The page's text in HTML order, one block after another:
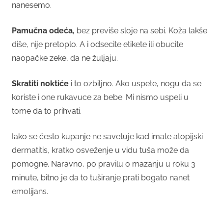
nanesemo.
Pamučna odeća, bez previše sloje na sebi. Koža lakše
diše, nije pretoplo. A i odsecite etikete ili obucite
naopačke zeke, da ne žuljaju.
Skratiti noktiće i to ozbiljno. Ako uspete, nogu da se
koriste i one rukavuce za bebe. Mi nismo uspeli u
tome da to prihvati.
Iako se često kupanje ne savetuje kad imate atopijski
dermatitis, kratko osveženje u vidu tuša može da
pomogne. Naravno, po pravilu o mazanju u roku 3
minute, bitno je da to tuširanje prati bogato nanet
emolijans.